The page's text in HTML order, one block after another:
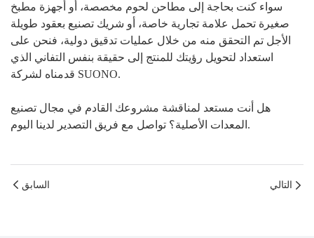
سواء كنت بحاجة إلى مطاحن لحوم مخصصة، أو أجهزة مطبخ
صغيرة تحمل علامة تجارية خاصة، أو شريك تصنيع بعقود طويلة
الأجل تم التحقق منه من خلال عمليات تدقيق دولية، فنحن على
استعداد لتحويل رؤيتك للمنتج إلى حقيقة بنفس التفاني الذي
قدمناه لشركة SUONO.
هل أنت مستعد لمناقشة مشروعك القادم في مجال تصنيع
المعدات الأصلية؟ تواصل مع فريق التصدير لدينا اليوم.
السابق التالي